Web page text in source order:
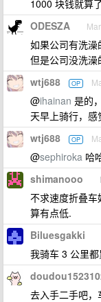
1000 块钱就算
ODESZA
如果公司有洗澡
但是公司没洗
wtj688 OP
@ihainan 是的
天早上骑行，
wtj688 OP
@sephiroka 哈
shimanooo
不求速度折叠
算有点低.
Biluesgakki
我骑车 3 公里都
去入手二手吧，